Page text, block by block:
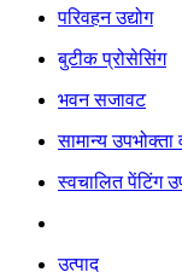
परिवहन उद्योग
बुटीक प्रोसेसिंग
भवन सजावट
सामान्य उपभोक्ता
स्वचालित पेंटिंग
उत्पाद